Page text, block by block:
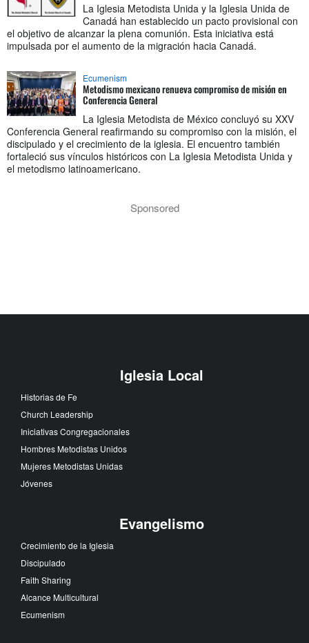
La Iglesia Metodista Unida y la Iglesia Unida de
Canadá han establecido un pacto provisional con
el objetivo de alcanzar la plena comunión. Esta iniciativa está
impulsada por el aumento de la migración hacia Canadá.
Ecumenism
Metodismo mexicano renueva compromiso de misión en
Conferencia General
La Iglesia Metodista de México concluyó su XXV
Conferencia General reafirmando su compromiso con la misión, el
discipulado y el crecimiento de la iglesia. El encuentro también
fortaleció sus vínculos históricos con La Iglesia Metodista Unida y
el metodismo latinoamericano.
Sponsored
Iglesia Local
Historias de Fe
Church Leadership
Iniciativas Congregacionales
Hombres Metodistas Unidos
Mujeres Metodistas Unidas
Jóvenes
Evangelismo
Crecimiento de la Iglesia
Discipulado
Faith Sharing
Alcance Multicultural
Ecumenism